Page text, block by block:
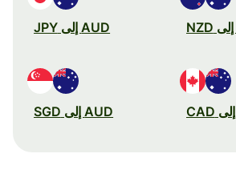
AUD إلى JPY
AUD إلى SGD